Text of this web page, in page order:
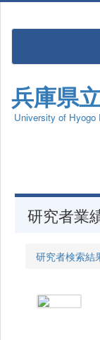
兵庫県
University of Hyogo
研究者業
研究者検索結